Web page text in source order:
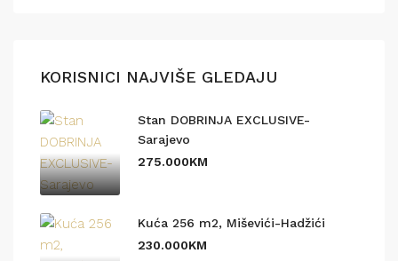
KORISNICI NAJVIŠE GLEDAJU
Stan DOBRINJA EXCLUSIVE-
Sarajevo
275.000KM
Kuća 256 m2, Miševići-Hadžići
230.000KM